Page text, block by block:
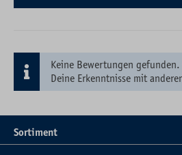
Keine Bewertungen
Deine Erkenntnisse mit
Sortiment